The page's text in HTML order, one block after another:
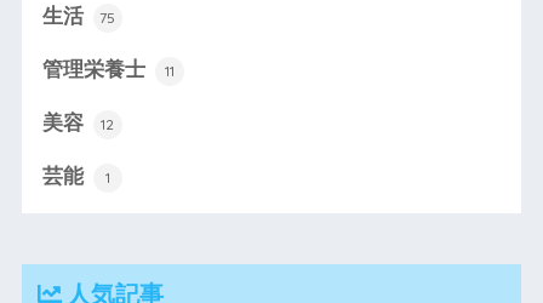
生活 75
管理栄養士 11
美容 12
芸能 1
人気記事